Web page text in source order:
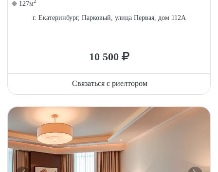
127м2
г. Екатеринбург, Парковый, улица Первая, дом 112А
10 500
Связаться с риелтором